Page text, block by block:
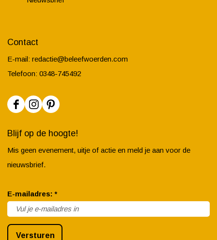
Contact
E-mail: redactie@beleefwoerden.com
Telefoon: 0348-745492
F
c
e
b
o
k
B
I
t
a
r
a
m
P
t
e
s
t
Blijf op de hoogte!
Mis geen evenement, uitje of actie en meld je aan voor de
nieuwsbrief.
E-mailadres:*v
e
r
Versturen